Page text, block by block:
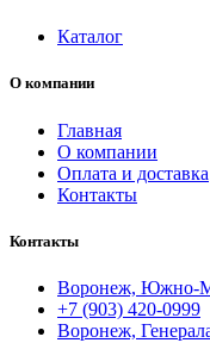
Каталог
О компании
Главная
О компании
Оплата и доставка
Контакты
Контакты
Воронеж, Южно-
+7 (903) 420-0999
Воронеж,